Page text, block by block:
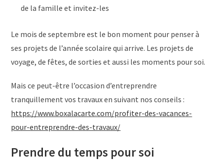
de la famille et invitez-les
Le mois de septembre est le bon moment pour penser à
ses projets de l’année scolaire qui arrive. Les projets de
voyage, de fêtes, de sorties et aussi les moments pour soi.
Mais ce peut-être l’occasion d’entreprendre
tranquillement vos travaux en suivant nos conseils :
https://www.boxalacarte.com/profiter-des-vacances-
pour-entreprendre-des-travaux/
Prendre du temps pour soi